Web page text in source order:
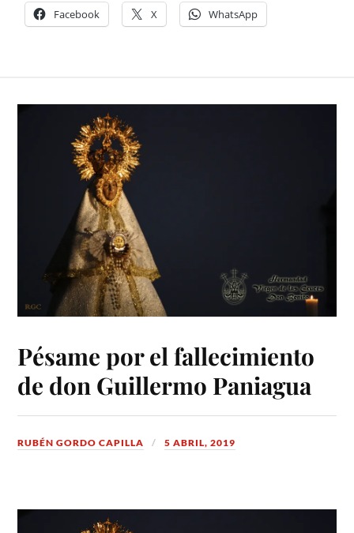
Facebook X WhatsApp
Pésame por el fallecimiento
de don Guillermo Paniagua
RUBÉN GORDO CAPILLA 5 ABRIL, 2019